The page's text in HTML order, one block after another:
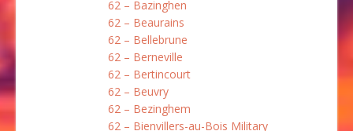
62 – Bazinghen
62 – Beaurains
62 – Bellebrune
62 – Berneville
62 – Bertincourt
62 – Beuvry
62 – Bezinghem
62 – Bienvillers-au-Bois Military